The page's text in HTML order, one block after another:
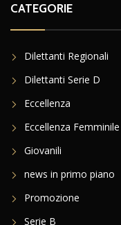
CATEGORIE
Dilettanti Regionali
Dilettanti Serie D
Eccellenza
Eccellenza Femminile
Giovanili
news in primo piano
Promozione
Serie B